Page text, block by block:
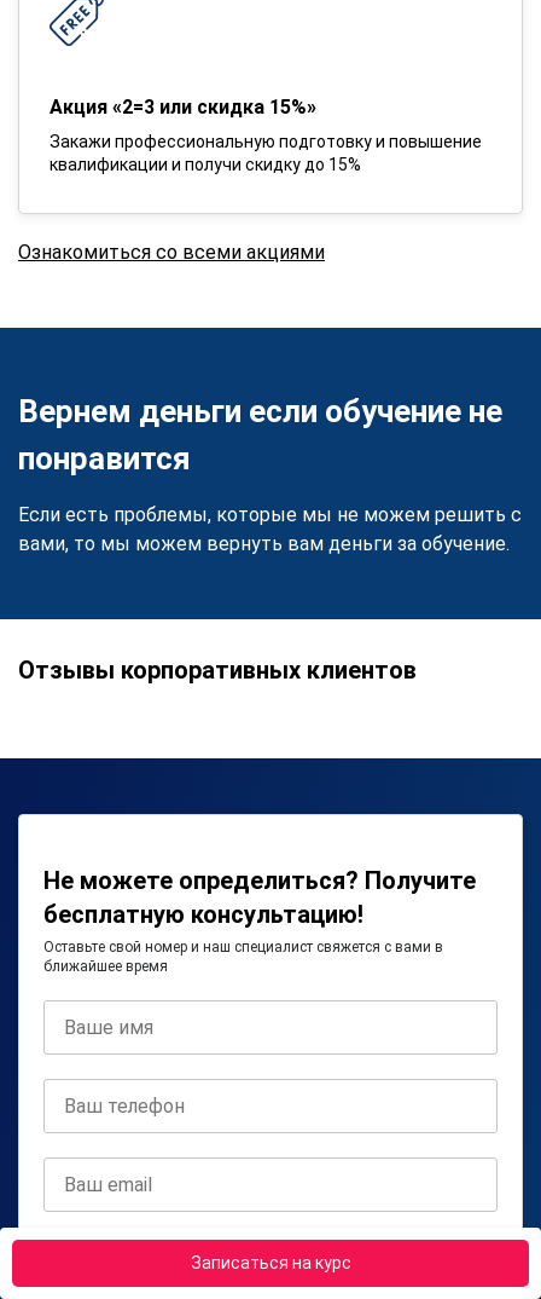
Записаться на курс
Акция «2=3 или скидка 15%»
Закажи профессиональную подготовку и повышение
квалификации и получи скидку до 15%
Ознакомиться со всеми акциями
Вернем деньги если обучение не
понравится
Если есть проблемы, которые мы не можем решить с
вами, то мы можем вернуть вам деньги за обучение.
Отзывы корпоративных клиентов
Не можете определиться? Получите
бесплатную консультацию!
Оставьте свой номер и наш специалист свяжется с вами в
ближайшее время
Получить консультацию